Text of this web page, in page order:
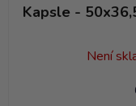
Kapsle -
Není